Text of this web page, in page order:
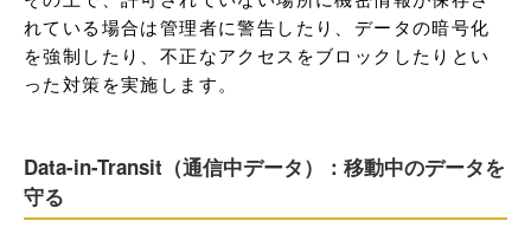
れている場合は管理者に警告したり、データの暗号化
を強制したり、不正なアクセスをブロックしたりとい
った対策を実施します。
Data-in-Transit（通信中データ）：移動中のデータを
守る